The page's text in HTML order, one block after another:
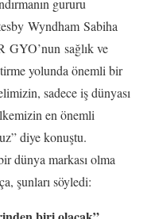
gururu
Wyndham Sabiha
GYO’nun sağlık ve
yolunda önemli bir
sadece iş dünyası
en önemli
diye konuştu.
dünya markası olma
şunları söyledi: